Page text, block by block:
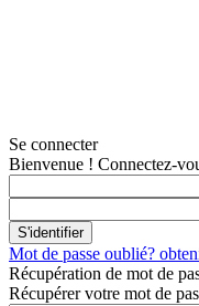
Se connecter
Bienvenue ! Connectez-
Mot de passe oublié?
Récupération de mot de
Récupérer votre mot de